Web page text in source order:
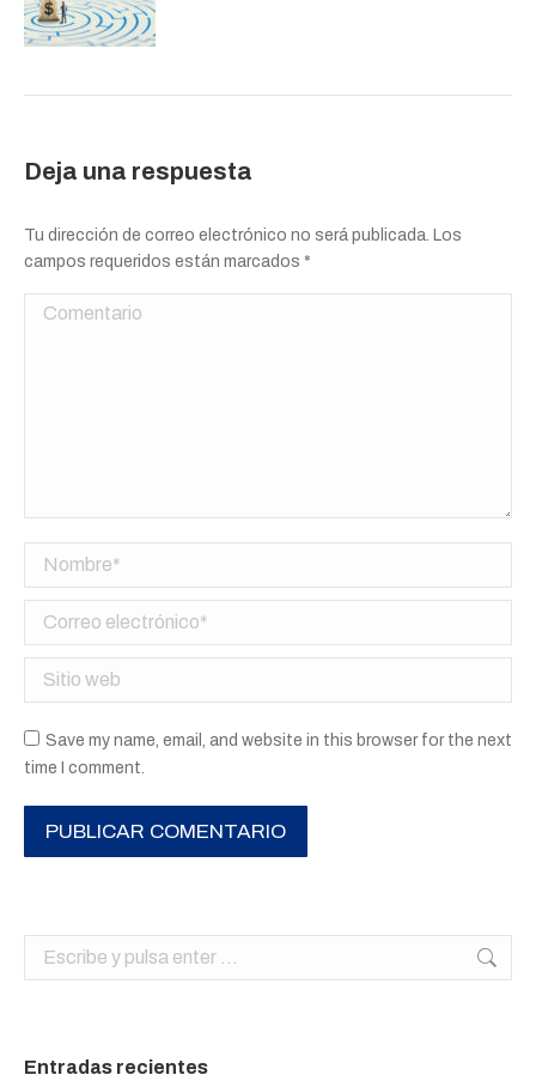
Deja una respuesta
Tu dirección de correo electrónico no será publicada. Los
campos requeridos están marcados *
Comentario
Nombre *
Correo electrónico *
Sitio web
Save my name, email, and website in this browser for the next
time I comment.
PUBLICAR COMENTARIO
Buscar:
Entradas recientes